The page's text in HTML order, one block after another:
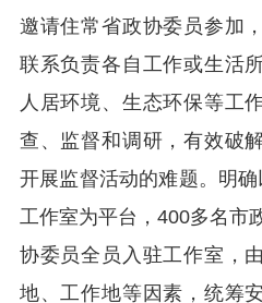
邀请住常省政协委员参加
联系负责各自工作或生活
人居环境、生态环保等工
查、监督和调研，有效破
开展监督活动的难题。明
工作室为平台，400多名市
协委员全员入驻工作室，
地、工作地等因素，统筹